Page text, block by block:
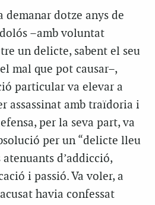
dotze anys de
–amb voluntat
un delicte, sabent el seu
mal que pot causar–,
particular va elevar a
assassinat amb traïdoria i
per la seva part, va
per un “delicte lleu
d’addicció,
i passió. Va voler, a
havia confessat